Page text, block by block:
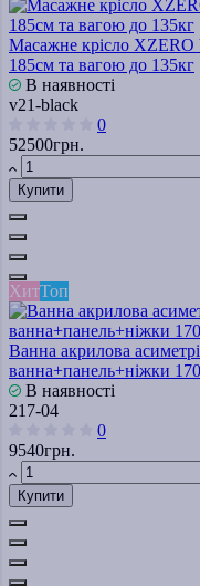
Масажне крісло
185см та вагою до 135кг
В наявності
v21-black
0
52500грн.
Купити
ХитТоп
Ванна акрилова
ванна+панель+ніжки
В наявності
217-04
0
9540грн.
Купити